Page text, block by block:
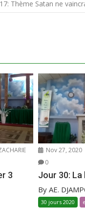
Thème Satan ne
3
Nov 27, 2020
0
Jour 30: La
By AE.
30 jours 2020